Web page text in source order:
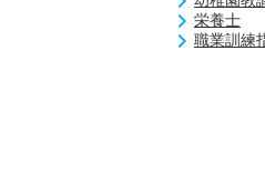
栄養士
職業訓練